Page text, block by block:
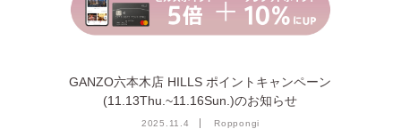
GANZO六本木店 HILLS ポイントキャンペーン
(11.13Thu.~11.16Sun.)のお知らせ
2025.11.4 Roppongi